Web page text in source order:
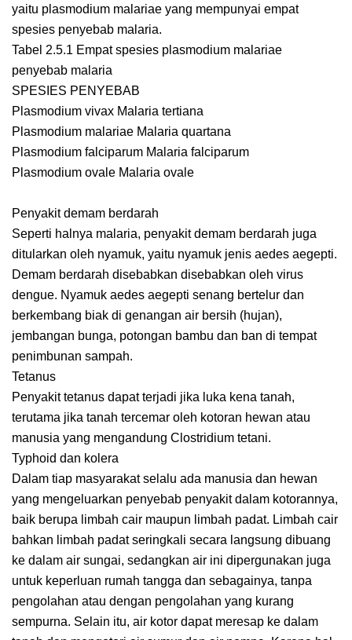
yaitu plasmodium malariae yang mempunyai empat
spesies penyebab malaria.
Tabel 2.5.1 Empat spesies plasmodium malariae
penyebab malaria
SPESIES PENYEBAB
Plasmodium vivax Malaria tertiana
Plasmodium malariae Malaria quartana
Plasmodium falciparum Malaria falciparum
Plasmodium ovale Malaria ovale
Penyakit demam berdarah
Seperti halnya malaria, penyakit demam berdarah juga
ditularkan oleh nyamuk, yaitu nyamuk jenis aedes aegepti.
Demam berdarah disebabkan disebabkan oleh virus
dengue. Nyamuk aedes aegepti senang bertelur dan
berkembang biak di genangan air bersih (hujan),
jembangan bunga, potongan bambu dan ban di tempat
penimbunan sampah.
Tetanus
Penyakit tetanus dapat terjadi jika luka kena tanah,
terutama jika tanah tercemar oleh kotoran hewan atau
manusia yang mengandung Clostridium tetani.
Typhoid dan kolera
Dalam tiap masyarakat selalu ada manusia dan hewan
yang mengeluarkan penyebab penyakit dalam kotorannya,
baik berupa limbah cair maupun limbah padat. Limbah cair
bahkan limbah padat seringkali secara langsung dibuang
ke dalam air sungai, sedangkan air ini dipergunakan juga
untuk keperluan rumah tangga dan sebagainya, tanpa
pengolahan atau dengan pengolahan yang kurang
sempurna. Selain itu, air kotor dapat meresap ke dalam